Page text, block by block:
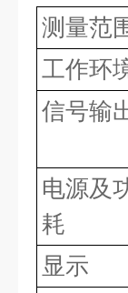
测量范
工作环
信号输
电源及
耗
显示